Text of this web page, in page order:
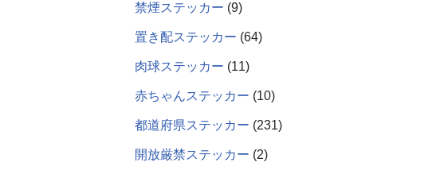
禁煙ステッカー 9
置き配ステッカー 64
肉球ステッカー 11
赤ちゃんステッカー 10
都道府県ステッカー 231
開放厳禁ステッカー 2